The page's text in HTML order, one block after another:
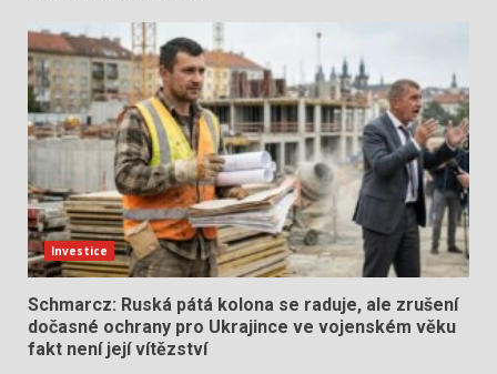
Investice
Schmarcz: Ruská pátá kolona se raduje, ale zrušení
dočasné ochrany pro Ukrajince ve vojenském věku
fakt není její vítězství